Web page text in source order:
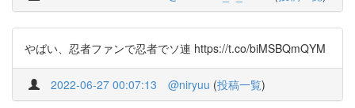
やばい、忍者ファンで忍者でソ連 https://t.co/biMSBQmQYM
2022-06-27 00:07:13 @niryuu (投稿一覧)